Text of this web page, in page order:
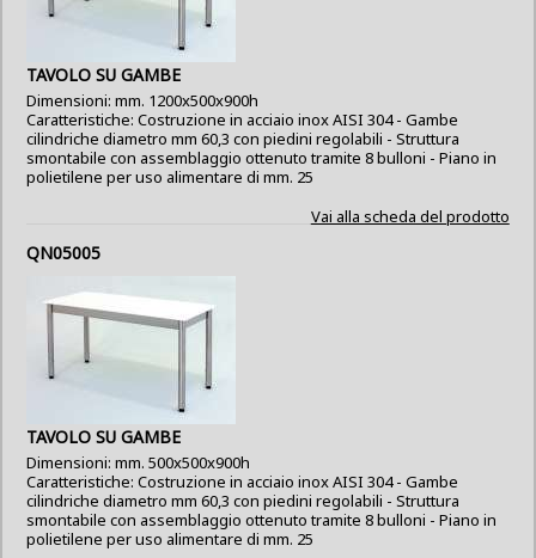
TAVOLO SU GAMBE
Dimensioni: mm. 1200x500x900h
Caratteristiche: Costruzione in acciaio inox AISI 304 - Gambe
cilindriche diametro mm 60,3 con piedini regolabili - Struttura
smontabile con assemblaggio ottenuto tramite 8 bulloni - Piano in
polietilene per uso alimentare di mm. 25
Vai alla scheda del prodotto
QN05005
TAVOLO SU GAMBE
Dimensioni: mm. 500x500x900h
Caratteristiche: Costruzione in acciaio inox AISI 304 - Gambe
cilindriche diametro mm 60,3 con piedini regolabili - Struttura
smontabile con assemblaggio ottenuto tramite 8 bulloni - Piano in
polietilene per uso alimentare di mm. 25